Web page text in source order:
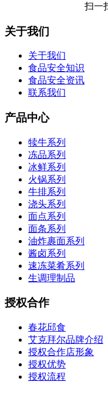
扫一
关于我们
关于我们
食品安全知识
食品安全资讯
联系我们
产品中心
犊牛系列
冻品系列
冰鲜系列
火锅系列
牛排系列
浇头系列
面点系列
面条系列
油炸裹面系列
酱卤系列
速冻菜肴系列
生调理制品
授权合作
春花邱食
艾克拜尔品牌介绍
授权合作店形象
授权优势
授权流程